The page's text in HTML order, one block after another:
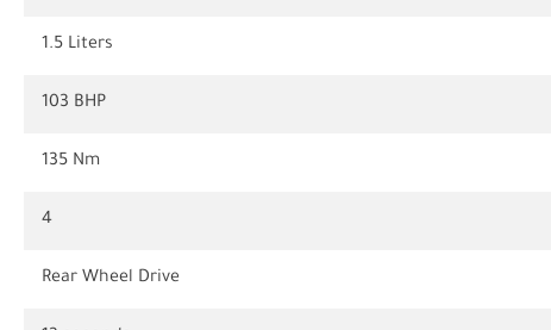
1.5 Liters
103 BHP
135 Nm
4
Rear Wheel Drive